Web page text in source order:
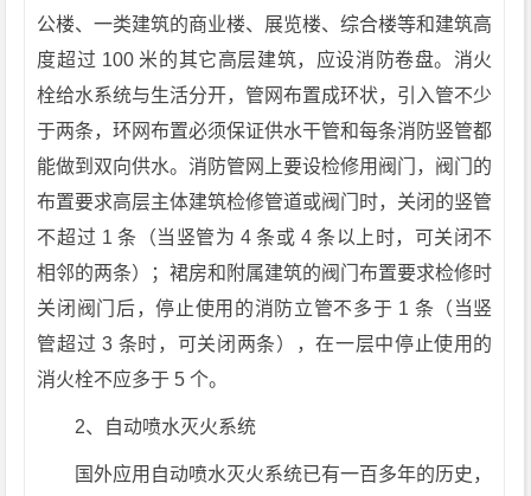
公楼、一类建筑的商业楼、展览楼、综合楼等和建筑高
度超过 100 米的其它高层建筑，应设消防卷盘。消火
栓给水系统与生活分开，管网布置成环状，引入管不少
于两条，环网布置必须保证供水干管和每条消防竖管都
能做到双向供水。消防管网上要设检修用阀门，阀门的
布置要求高层主体建筑检修管道或阀门时，关闭的竖管
不超过 1 条（当竖管为 4 条或 4 条以上时，可关闭不
相邻的两条）；裙房和附属建筑的阀门布置要求检修时
关闭阀门后，停止使用的消防立管不多于 1 条（当竖
管超过 3 条时，可关闭两条），在一层中停止使用的
消火栓不应多于 5 个。
2、自动喷水灭火系统
国外应用自动喷水灭火系统已有一百多年的历史，